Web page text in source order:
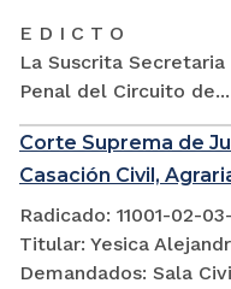
E D I C T O
La Suscrita
Penal del Circuito de...
Corte Suprema de
Casación Civil,
Radicado: 11001-02-
Titular: Yesica
Demandados: Sala